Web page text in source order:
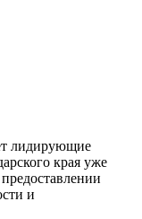
лидирующие
края уже
и